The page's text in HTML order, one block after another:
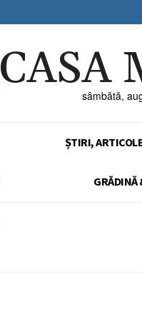
CASA
sâmbătă,
ȘTIRI,
GRĂDINĂ